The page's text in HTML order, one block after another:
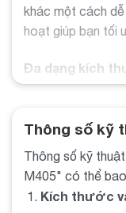
khác một cách
hoạt giúp bạn tối
Đa dạng kích
lưu trữ của bạn.
chứa phù hợp để
Két đựng
chọn hàng
Thông số kỹ
Thông số kỹ
M405" có thể
Kích thước